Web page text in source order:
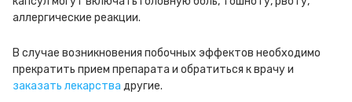
аллергические реакции.
В случае возникновения побочных эффектов необходимо
прекратить прием препарата и обратиться к врачу и
заказать лекарства другие.